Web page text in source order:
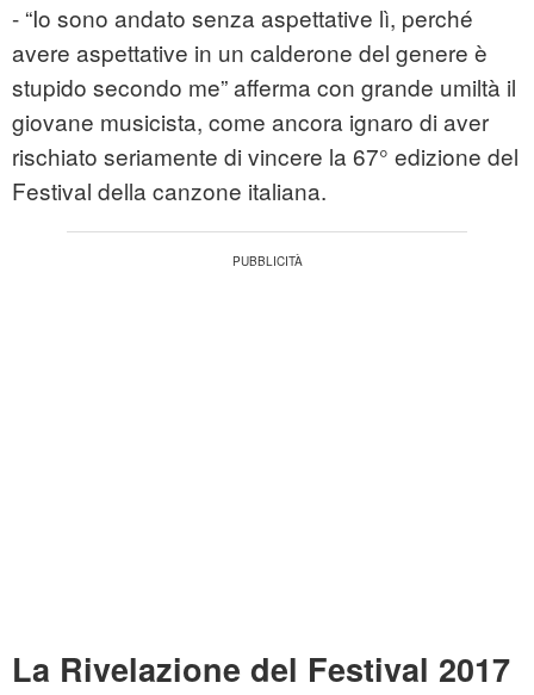
- “Io sono andato senza aspettative lì, perché
avere aspettative in un calderone del genere è
stupido secondo me” afferma con grande umiltà il
giovane musicista, come ancora ignaro di aver
rischiato seriamente di vincere la 67° edizione del
Festival della canzone italiana.
La Rivelazione del Festival 2017